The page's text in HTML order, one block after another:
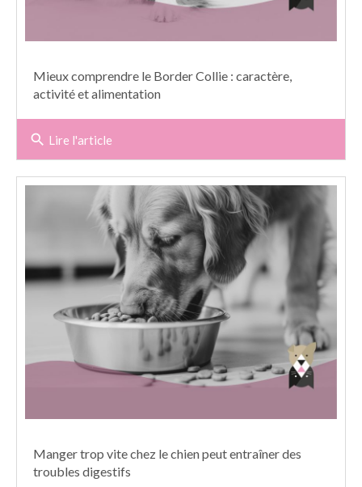
Mieux comprendre le Border Collie : caractère,
activité et alimentation
search Lire l'article
Manger trop vite chez le chien peut entraîner des
troubles digestifs